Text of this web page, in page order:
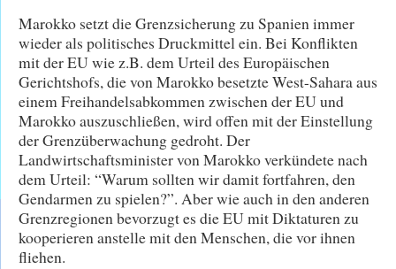
Marokko setzt die Grenzsicherung zu Spanien immer
wieder als politisches Druckmittel ein. Bei Konflikten
mit der EU wie z.B. dem Urteil des Europäischen
Gerichtshofs, die von Marokko besetzte West-Sahara aus
einem Freihandelsabkommen zwischen der EU und
Marokko auszuschließen, wird offen mit der Einstellung
der Grenzüberwachung gedroht. Der
Landwirtschaftsminister von Marokko verkündete nach
dem Urteil: “Warum sollten wir damit fortfahren, den
Gendarmen zu spielen?”. Aber wie auch in den anderen
Grenzregionen bevorzugt es die EU mit Diktaturen zu
kooperieren anstelle mit den Menschen, die vor ihnen
fliehen.